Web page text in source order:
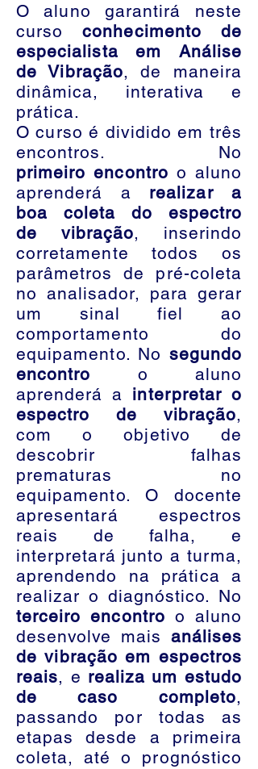
O aluno garantirá neste
cursoconhecimento de
especialista em Análise
de Vibração, de maneira
dinâmica, interativa e
prática.
O curso é dividido em três
encontros. No
primeiro encontro o aluno
aprenderá a realizar a
boa coleta do espectro
de vibração, inserindo
corretamente todos os
parâmetros de pré-coleta
no analisador, para gerar
um sinal fiel ao
comportamento do
equipamento. No segundo
encontro o aluno
aprenderá a interpretar o
espectro de vibração,
com o objetivo de
descobrir falhas
prematuras no
equipamento. O docente
apresentará espectros
reais de falha, e
interpretará junto a turma,
aprendendo na prática a
realizar o diagnóstico. No
terceiro encontro o aluno
desenvolve mais análises
de vibração em espectros
reais, e realiza um estudo
de caso completo,
passando por todas as
etapas desde a primeira
coleta, até o prognóstico